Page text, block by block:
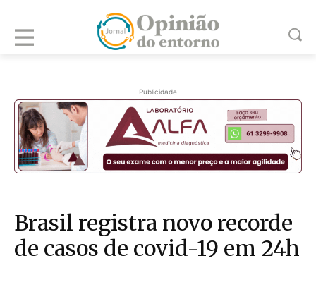
Publicidade
Brasil registra novo recorde
de casos de covid-19 em 24h